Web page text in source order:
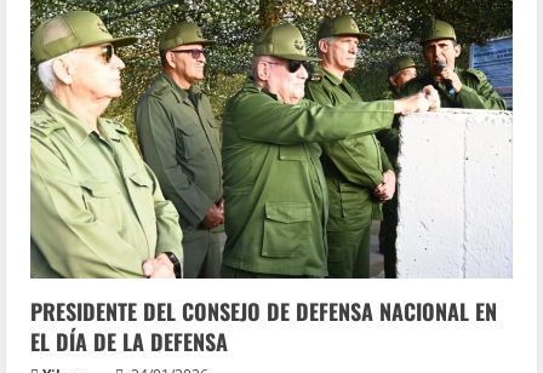
PRESIDENTE DEL CONSEJO DE DEFENSA NACIONAL EN
EL DÍA DE LA DEFENSA